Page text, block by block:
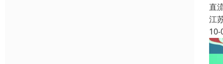
直
江
10-